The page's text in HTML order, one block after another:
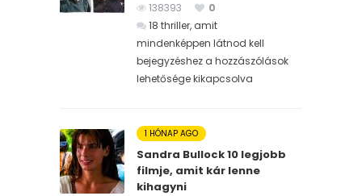
138393
0
18 thriller, amit
mindenképpen látnod kell
bejegyzéshez a hozzászólások
lehetősége kikapcsolva
1 HÓNAP AGO
Sandra Bullock 10 legjobb
filmje, amit kár lenne
kihagyni